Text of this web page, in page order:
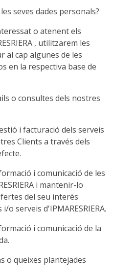
seves dades personals?
o atenent els
, utilitzarem les
al cap algunes de les
en la respectiva base de
o consultes dels nostres
i facturació dels serveis
Clients a través dels
i comunicació de les
i mantenir-lo
del seu interès
serveis d'IPMARESRIERA.
i comunicació de la
o queixes plantejades